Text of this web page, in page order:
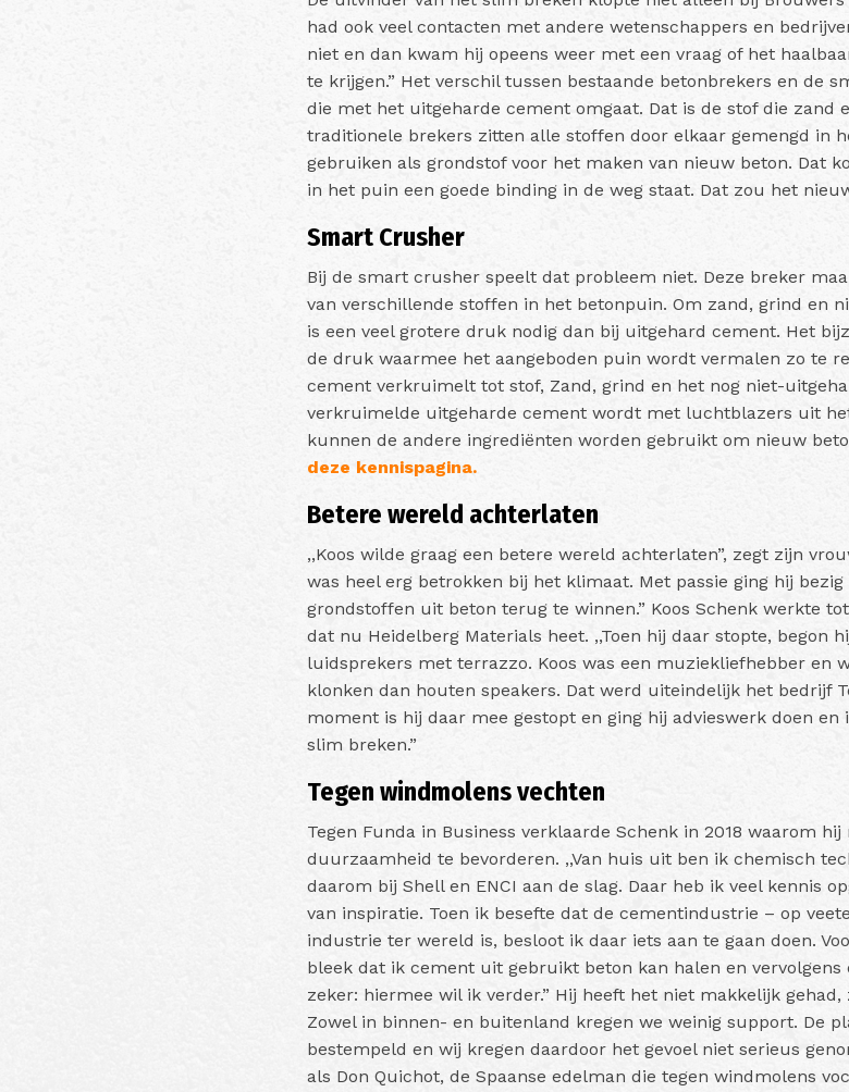
had ook veel contacten met andere wetenschappers en
niet en dan kwam hij opeens weer met een vraag of het
te krijgen.” Het verschil tussen bestaande betonbrekers en de
die met het uitgeharde cement omgaat. Dat is de stof die zand
traditionele brekers zitten alle stoffen door elkaar gemengd in
gebruiken als grondstof voor het maken van nieuw beton. Dat
in het puin een goede binding in de weg staat. Dat zou het
Smart Crusher
Bij de smart crusher speelt dat probleem niet. Deze breker
van verschillende stoffen in het betonpuin. Om zand, grind en
is een veel grotere druk nodig dan bij uitgehard cement. Het
de druk waarmee het aangeboden puin wordt vermalen zo te
cement verkruimelt tot stof, Zand, grind en het nog niet-
verkruimelde uitgeharde cement wordt met luchtblazers uit
kunnen de andere ingrediënten worden gebruikt om nieuw
deze kennispagina.
Betere wereld achterlaten
,,Koos wilde graag een betere wereld achterlaten”, zegt zijn
was heel erg betrokken bij het klimaat. Met passie ging hij
grondstoffen uit beton terug te winnen.” Koos Schenk werkte
dat nu Heidelberg Materials heet. ,,Toen hij daar stopte, begon
luidsprekers met terrazzo. Koos was een muziekliefhebber en
klonken dan houten speakers. Dat werd uiteindelijk het bedrijf
moment is hij daar mee gestopt en ging hij advieswerk doen
slim breken.”
Tegen windmolens vechten
Tegen Funda in Business verklaarde Schenk in 2018 waarom
duurzaamheid te bevorderen. ,,Van huis uit ben ik chemisch
daarom bij Shell en ENCI aan de slag. Daar heb ik veel kennis
van inspiratie. Toen ik besefte dat de cementindustrie – op
industrie ter wereld is, besloot ik daar iets aan te gaan doen.
bleek dat ik cement uit gebruikt beton kan halen en
zeker: hiermee wil ik verder.” Hij heeft het niet makkelijk
Zowel in binnen- en buitenland kregen we weinig support. De
bestempeld en wij kregen daardoor het gevoel niet serieus
als Don Quichot, de Spaanse edelman die tegen windmolens